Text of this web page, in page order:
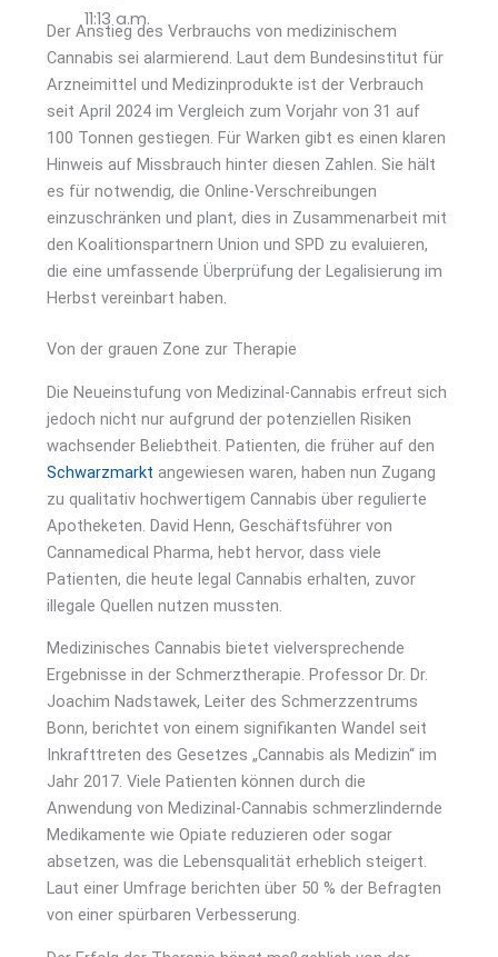
11:13 a.m.
Der Anstieg des Verbrauchs von medizinischem
Cannabis sei alarmierend. Laut dem Bundesinstitut für
Arzneimittel und Medizinprodukte ist der Verbrauch
seit April 2024 im Vergleich zum Vorjahr von 31 auf
100 Tonnen gestiegen. Für Warken gibt es einen klaren
Hinweis auf Missbrauch hinter diesen Zahlen. Sie hält
es für notwendig, die Online-Verschreibungen
einzuschränken und plant, dies in Zusammenarbeit mit
den Koalitionspartnern Union und SPD zu evaluieren,
die eine umfassende Überprüfung der Legalisierung im
Herbst vereinbart haben.
Von der grauen Zone zur Therapie
Die Neueinstufung von Medizinal-Cannabis erfreut sich
jedoch nicht nur aufgrund der potenziellen Risiken
wachsender Beliebtheit. Patienten, die früher auf den
Schwarzmarkt angewiesen waren, haben nun Zugang
zu qualitativ hochwertigem Cannabis über regulierte
Apotheketen. David Henn, Geschäftsführer von
Cannamedical Pharma, hebt hervor, dass viele
Patienten, die heute legal Cannabis erhalten, zuvor
illegale Quellen nutzen mussten.
Medizinisches Cannabis bietet vielversprechende
Ergebnisse in der Schmerztherapie. Professor Dr. Dr.
Joachim Nadstawek, Leiter des Schmerzzentrums
Bonn, berichtet von einem signifikanten Wandel seit
Inkrafttreten des Gesetzes „Cannabis als Medizin“ im
Jahr 2017. Viele Patienten können durch die
Anwendung von Medizinal-Cannabis schmerzlindernde
Medikamente wie Opiate reduzieren oder sogar
absetzen, was die Lebensqualität erheblich steigert.
Laut einer Umfrage berichten über 50 % der Befragten
von einer spürbaren Verbesserung.